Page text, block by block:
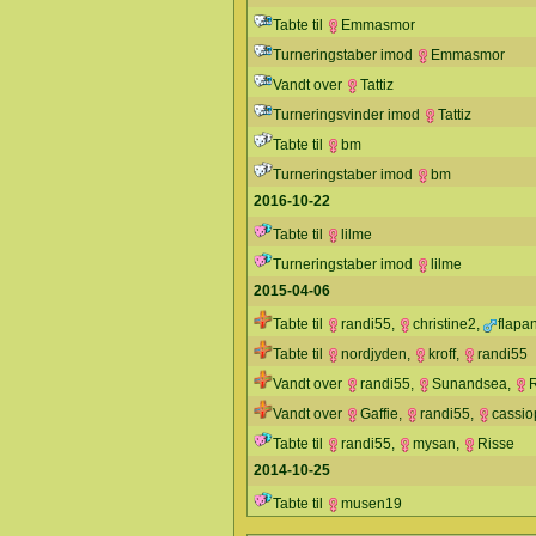
Tabte til
Emmasmor
Turneringstaber imod
Emmasmor
Vandt over
Tattiz
Turneringsvinder imod
Tattiz
Tabte til
bm
Turneringstaber imod
bm
2016-10-22
Tabte til
lilme
Turneringstaber imod
lilme
2015-04-06
Tabte til
randi55, christine2,
Tabte til
nordjyden, kroff,
randi55
Vandt over
randi55, Sunandsea,
Vandt over
Gaffie, randi55,
Tabte til
randi55, mysan,
Risse
2014-10-25
Tabte til
musen19